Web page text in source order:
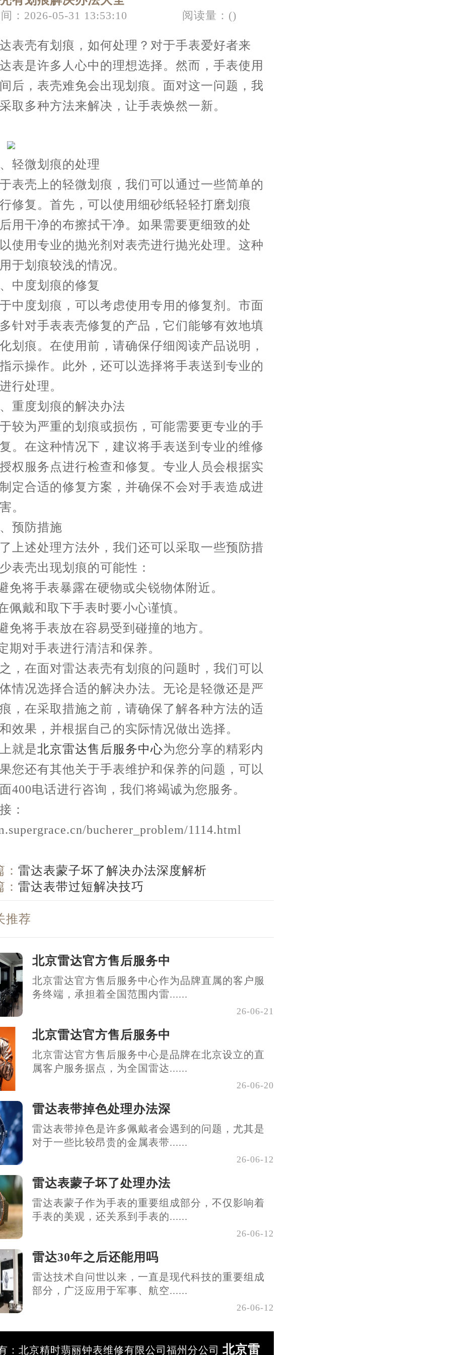
假日正常营业！
：2026-05-31 13:53:10 阅读量：()
有划痕，如何处理？对于手表爱好者来
表是许多人心中的理想选择。然而，手表使用
后，表壳难免会出现划痕。面对这一问题，我
取多种方法来解决，让手表焕然一新。
微划痕的处理
上的轻微划痕，我们可以通过一些简单的
修复。首先，可以使用细砂纸轻轻打磨划痕
用干净的布擦拭干净。如果需要更细致的处
使用专业的抛光剂对表壳进行抛光处理。这种
于划痕较浅的情况。
度划痕的修复
划痕，可以考虑使用专用的修复剂。市面
针对手表表壳修复的产品，它们能够有效地填
划痕。在使用前，请确保仔细阅读产品说明，
示操作。此外，还可以选择将手表送到专业的
行处理。
度划痕的解决办法
严重的划痕或损伤，可能需要更专业的手
。在这种情况下，建议将手表送到专业的维修
权服务点进行检查和修复。专业人员会根据实
定合适的修复方案，并确保不会对手表造成进
。
防措施
处理方法外，我们还可以采取一些预防措
表壳出现划痕的可能性：
手表暴露在硬物或尖锐物体附近。
和取下手表时要小心谨慎。
手表放在容易受到碰撞的地方。
手表进行清洁和保养。
面对雷达表壳有划痕的问题时，我们可以
情况选择合适的解决办法。无论是轻微还是严
，在采取措施之前，请确保了解各种方法的适
效果，并根据自己的实际情况做出选择。
是北京雷达售后服务中心为您分享的精彩内
您还有其他关于手表维护和保养的问题，可以
400电话进行咨询，我们将竭诚为您服务。
：
bucherer_problem/1114.html
雷达表蒙子坏了解决办法深度解析
雷达表带过短解决技巧
推荐
北京雷达官方售后服务中
北京雷达官方售后服务中心作为品牌直属的客户服
务终端，承担着全国范围内雷......
26-06-21
北京雷达官方售后服务中
北京雷达官方售后服务中心是品牌在北京设立的直
属客户服务据点，为全国雷达......
26-06-20
雷达表带掉色处理办法深
雷达表带掉色是许多佩戴者会遇到的问题，尤其是
对于一些比较昂贵的金属表带......
26-06-12
雷达表蒙子坏了处理办法
雷达表蒙子作为手表的重要组成部分，不仅影响着
手表的美观，还关系到手表的......
26-06-12
雷达30年之后还能用吗
雷达技术自问世以来，一直是现代科技的重要组成
部分，广泛应用于军事、航空......
26-06-12
：北京精时翡丽钟表维修有限公司福州分公司 北京雷